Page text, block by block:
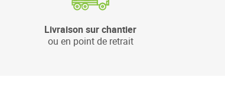
Livraison sur chantier
ou en point de retrait